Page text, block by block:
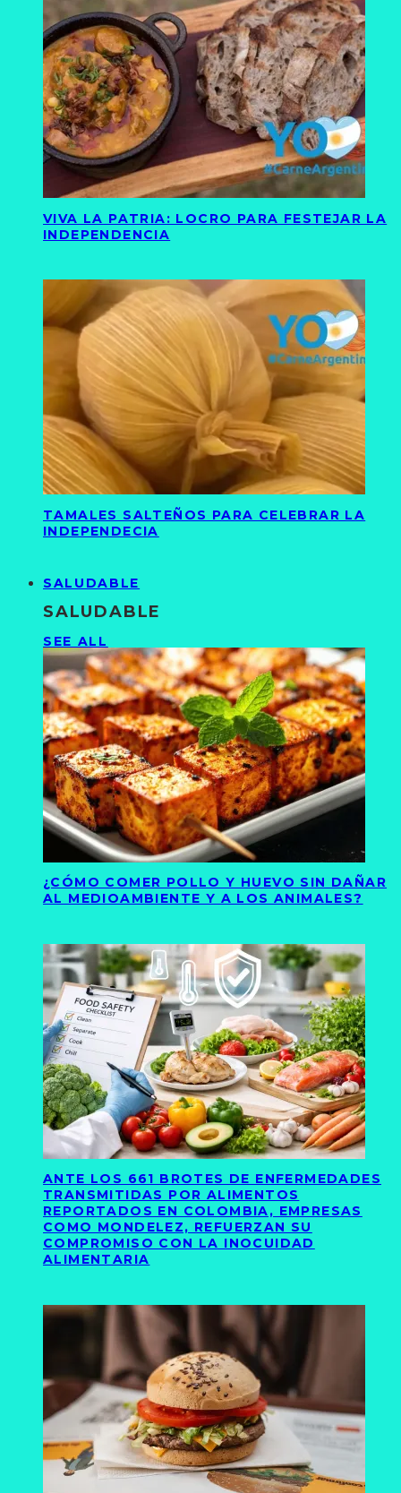
VIVA LA PATRIA: LOCRO PARA FESTEJAR LA
INDEPENDENCIA
TAMALES SALTEÑOS PARA CELEBRAR LA
INDEPENDECIA
SALUDABLE
SALUDABLE
SEE ALL
¿CÓMO COMER POLLO Y HUEVO SIN DAÑAR
AL MEDIOAMBIENTE Y A LOS ANIMALES?
ANTE LOS 661 BROTES DE ENFERMEDADES
TRANSMITIDAS POR ALIMENTOS
REPORTADOS EN COLOMBIA, EMPRESAS
COMO MONDELEZ, REFUERZAN SU
COMPROMISO CON LA INOCUIDAD
ALIMENTARIA